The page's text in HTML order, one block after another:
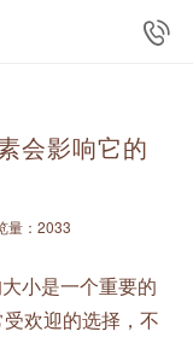
会影响它的
量：2033
小是一个重要的
欢迎的选择，不